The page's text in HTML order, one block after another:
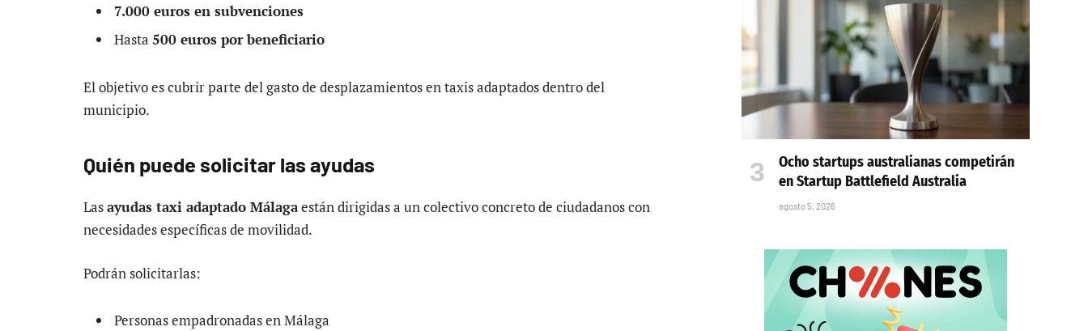
7.000 euros en subvenciones
Hasta 500 euros por beneficiario
El objetivo es cubrir parte del gasto de desplazamientos en taxis adaptados dentro del
municipio.
Quién puede solicitar las ayudas
Lasayudas taxi adaptado Málagaestán dirigidas a un colectivo concreto de ciudadanos con
necesidades específicas de movilidad.
Podrán solicitarlas:
Personas empadronadas en Málaga
Ocho startups australianas competirán
en Startup Battlefield Australia
agosto 5, 2026